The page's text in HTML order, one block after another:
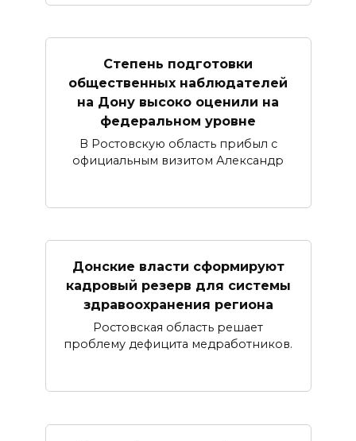
Степень подготовки
общественных наблюдателей
на Дону высоко оценили на
федеральном уровне
В Ростовскую область прибыл с
официальным визитом Александр
Донские власти сформируют
кадровый резерв для системы
здравоохранения региона
Ростовская область решает
проблему дефицита медработников.